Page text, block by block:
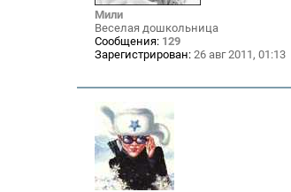
Мили
Веселая дошкольница
Сообщения: 129
Зарегистрирован: 26 авг 2011, 01:13